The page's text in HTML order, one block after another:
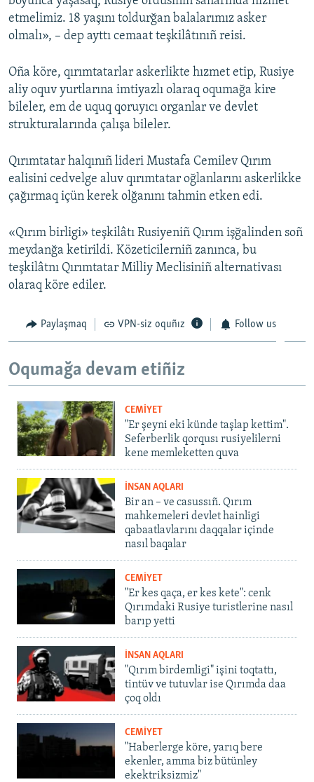
etmelimiz. 18 yaşını toldurğan balalarımız asker
olmalı», – dep ayttı cemaat teşkilâtınıñ reisi.
Oña köre, qırımtatarlar askerlikte hızmet etip, Rusiye
aliy oquv yurtlarına imtiyazlı olaraq oqumağa kire
bileler, em de uquq qoruyıcı organlar ve devlet
strukturalarında çalışa bileler.
Qırımtatar halqınıñ lideri Mustafa Cemilev Qırım
ealisini cedvelge aluv qırımtatar oğlanlarını askerlikke
çağırmaq içün kerek olğanını tahmin etken edi.
«Qırım birligi» teşkilâtı Rusiyeniñ Qırım işğalinden soñ
meydanğa ketirildi. Közeticilerniñ zanınca, bu
teşkilâtnı Qırımtatar Milliy Meclisiniñ alternativası
olaraq köre ediler.
Paylaşmaq VPN-siz oquñız Follow us
Oqumağa devam etiñiz
CEMİYET
"Er şeyni eki künde taşlap kettim".
Seferberlik qorqusı rusiyelilerni
kene memleketten quva
İNSAN AQLARI
Bir an – ve casussıñ. Qırım
mahkemeleri devlet hainligi
qabaatlavlarını daqqalar içinde
nasıl baqalar
CEMİYET
"Er kes qaça, er kes kete": cenk
Qırımdaki Rusiye turistlerine nasıl
barıp yetti
İNSAN AQLARI
"Qırım birdemligi" işini toqtattı,
tintüv ve tutuvlar ise Qırımda daa
çoq oldı
CEMİYET
"Haberlerge köre, yarıq bere
ekenler, amma biz bütünley
ekektriksizmiz"